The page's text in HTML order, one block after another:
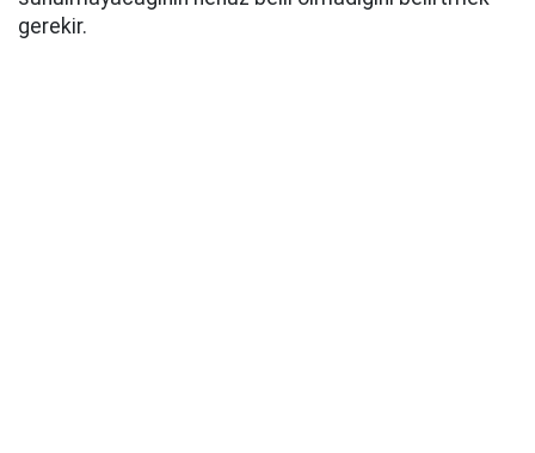
gerekir.